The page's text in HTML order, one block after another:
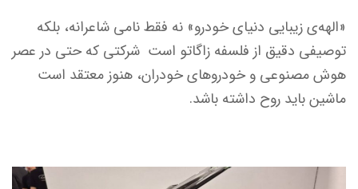
«الهه‌ی زیبایی دنیای خودرو» نه فقط نامی شاعرانه، بلکه
توصیفی دقیق از فلسفه زاگاتو است شرکتی که حتی در عصر
هوش مصنوعی و خودروهای خودران، هنوز معتقد است
ماشین باید روح داشته باشد.